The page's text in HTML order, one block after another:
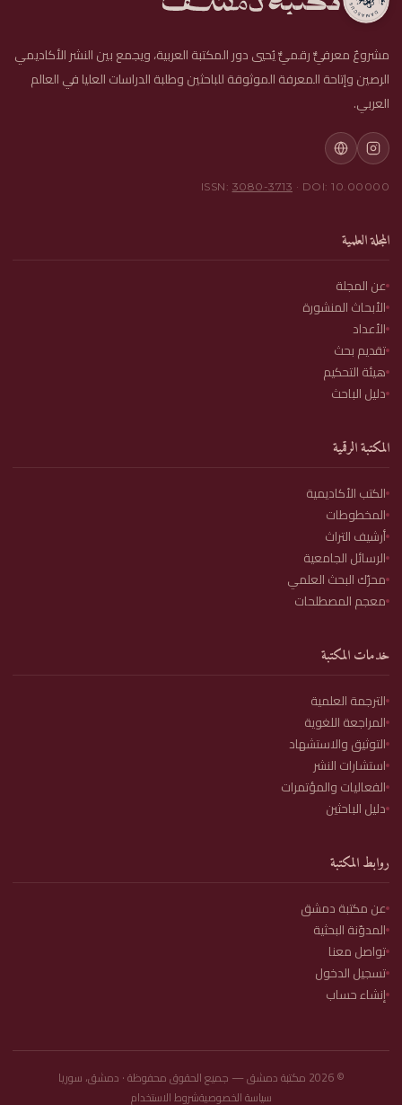
مشروعٌ معرفيٌّ رقميٌّ يُحيي دور المكتبة العربية، ويجمع بين النشر الأكاديمي
الرصين وإتاحة المعرفة الموثوقة للباحثين وطلبة الدراسات العليا في العالم
العربي.
ISSN: 3080-3713 · DOI: 10.00000
المجلة العلمية
عن المجلة
الأبحاث المنشورة
الأعداد
تقديم بحث
هيئة التحكيم
دليل الباحث
المكتبة الرقمية
الكتب الأكاديمية
المخطوطات
أرشيف التراث
الرسائل الجامعية
محرّك البحث العلمي
معجم المصطلحات
خدمات المكتبة
الترجمة العلمية
المراجعة اللغوية
التوثيق والاستشهاد
استشارات النشر
الفعاليات والمؤتمرات
دليل الباحثين
روابط المكتبة
عن مكتبة دمشق
المدوّنة البحثية
تواصل معنا
تسجيل الدخول
إنشاء حساب
©
2026 مكتبة دمشق — جميع الحقوق محفوظة · دمشق، سوريا
سياسة الخصوصيةشروط الاستخدام